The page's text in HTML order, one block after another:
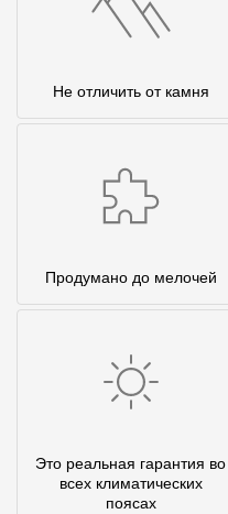
Не отличить от камня
Продумано до мелочей
Это реальная гарантия во
всех климатических
поясах